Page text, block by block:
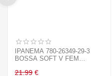
IPANEMA 780-26349-29-3
BOSSA SOFT V FEM
21.99 €